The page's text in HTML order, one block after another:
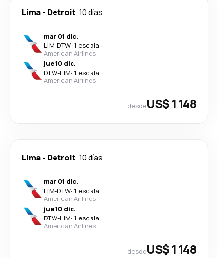
Lima- Detroit 10 días
mar 01 dic.
LIM-DTW· 1 escala
American Airlines
jue 10 dic.
DTW-LIM· 1 escala
American Airlines
desdeUS$ 1 148
Lima- Detroit 10 días
mar 01 dic.
LIM-DTW· 1 escala
American Airlines
jue 10 dic.
DTW-LIM· 1 escala
American Airlines
desdeUS$ 1 148